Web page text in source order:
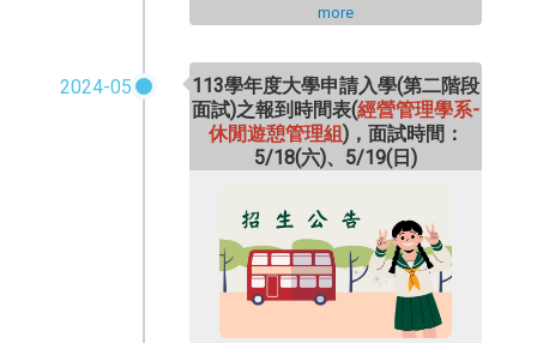
more
2024-05
113學年度大學申請入學(第二階段
面試)之報到時間表(經營管理學系-
休閒遊憩管理組 )，面試時間：
5/18(六)、5/19(日)